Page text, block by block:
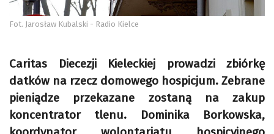
Fot. Jarosław Kubalski - Radio Kielce
Caritas Diecezji Kieleckiej prowadzi zbiórkę
datków na rzecz domowego hospicjum. Zebrane
pieniądze przekazane zostaną na zakup
koncentrator tlenu. Dominika Borkowska,